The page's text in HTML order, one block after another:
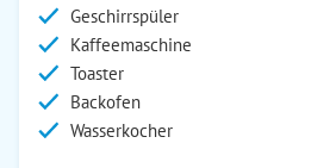
Geschirrspüler
Kaffeemaschine
Toaster
Backofen
Wasserkocher